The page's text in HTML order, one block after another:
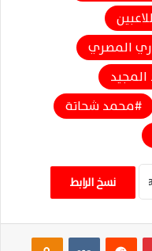
المصري
محمد شحاتة
نسخ الرابط
بينتيريست ‏VKontakte